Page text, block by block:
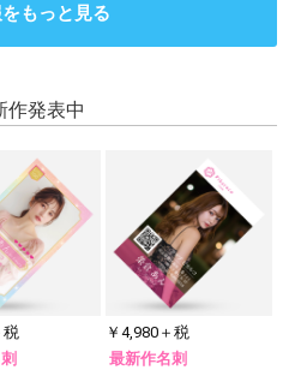
もっと見る
作発表中
税
￥4,980＋税
最新作名刺